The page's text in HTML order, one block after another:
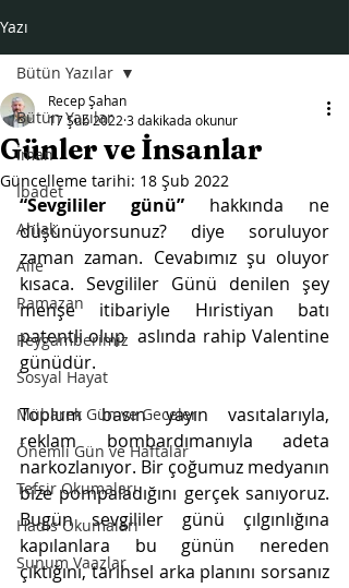
Yazı
Bütün Yazılar
İman
İbadet
Ahlak
Aile
Ramazan
Peygamberimiz
Sosyal Hayat
Mübarek Gün ve Geceler
Önemli Gün ve Haftalar
Tefsir Okumaları
Hadis Okumaları
Sunum Vaazlar
Bütün Yazılar
Günler ve İnsanlar
Recep Şahan
17 Şub 2022 3 dakikada okunur
Güncelleme tarihi: 18 Şub 2022
“Sevgililer günü” hakkında ne
düşünüyorsunuz? diye soruluyor
zaman zaman. Cevabımız şu oluyor
kısaca. Sevgililer Günü denilen şey
menşe itibariyle Hıristiyan batı
patentli olup  aslında rahip Valentine
günüdür.
Toplum basın yayın vasıtalarıyla,
reklam bombardımanıyla adeta
narkozlanıyor. Bir çoğumuz medyanın
bize pompaladığını gerçek sanıyoruz.
Bugün sevgililer günü çılgınlığına
kapılanlara bu günün nereden
çıktığını, tarihsel arka planını sorsanız